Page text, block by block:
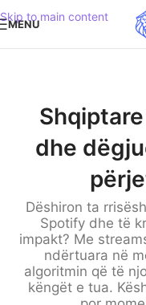
Skip to main content
MENU
dhe
Dëshiron ta
Spotify dhe të
impakt? Me
ndërtuara në
algoritmin që të
këngët e tua.